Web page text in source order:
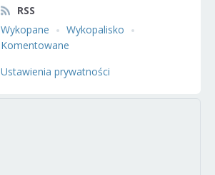
RSS
Wykopane
Wykopalisko
Komentowane
Ustawienia prywatności